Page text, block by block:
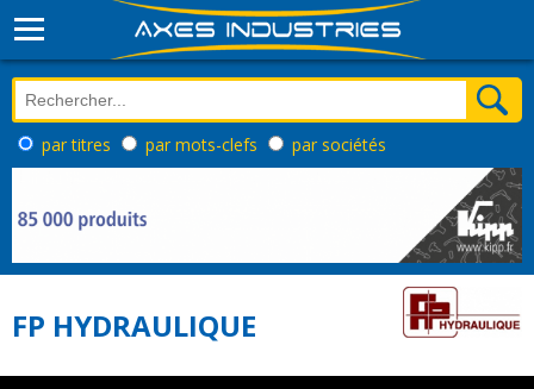
par titres par mots-clefs par sociétés
FP HYDRAULIQUE